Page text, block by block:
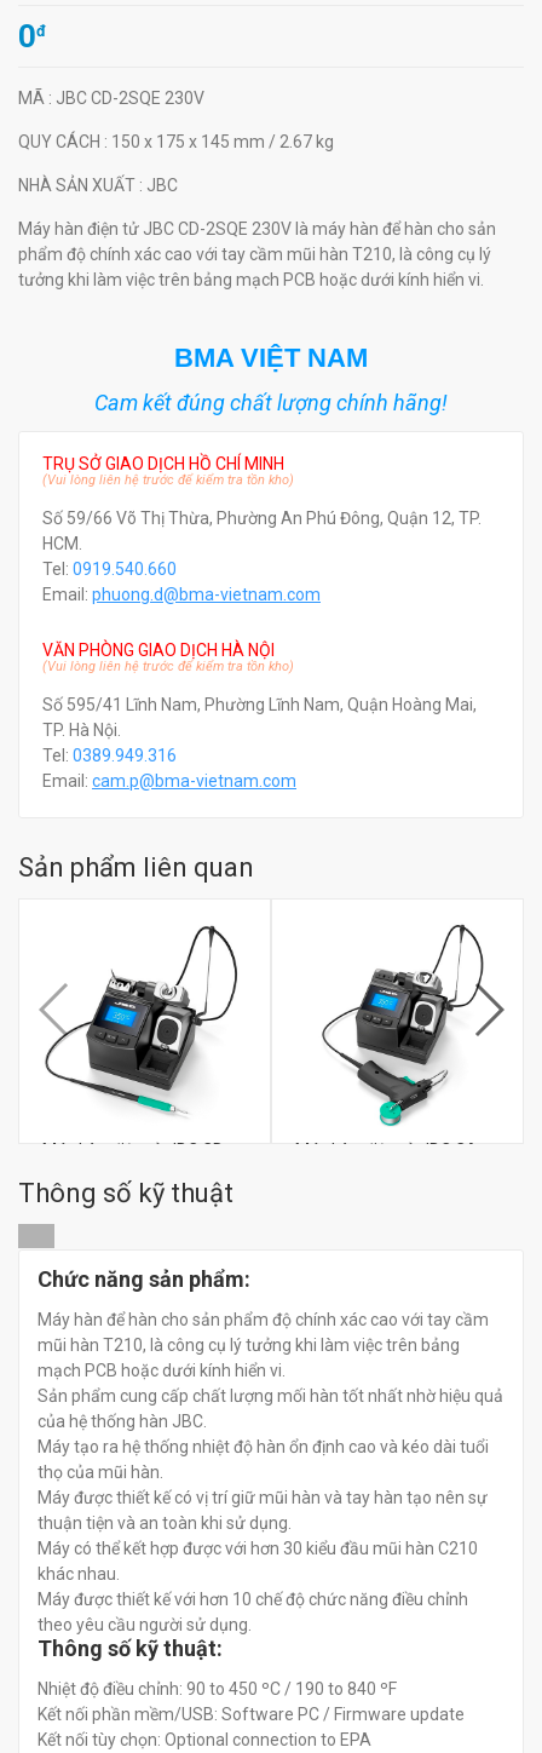
0đ
MÃ : JBC CD-2SQE 230V
QUY CÁCH : 150 x 175 x 145 mm / 2.67 kg
NHÀ SẢN XUẤT : JBC
Máy hàn điện tử JBC CD-2SQE 230V là máy hàn để hàn cho sản
phẩm độ chính xác cao với tay cầm mũi hàn T210, là công cụ lý
tưởng khi làm việc trên bảng mạch PCB hoặc dưới kính hiển vi.
BMA VIỆT NAM
Cam kết đúng chất lượng chính hãng!
TRỤ SỞ GIAO DỊCH HỒ CHÍ MINH
(Vui lòng liên hệ trước để kiểm tra tồn kho)
Số 59/66 Võ Thị Thừa, Phường An Phú Đông, Quận 12, TP.
HCM.
Tel: 0919.540.660
Email: phuong.d@bma-vietnam.com
VĂN PHÒNG GIAO DỊCH HÀ NỘI
(Vui lòng liên hệ trước để kiểm tra tồn kho)
Số 595/41 Lĩnh Nam, Phường Lĩnh Nam, Quận Hoàng Mai,
TP. Hà Nội.
Tel: 0389.949.316
Email: cam.p@bma-vietnam.com
Sản phẩm liên quan
Máy hàn điện tử JBC CD-
0đ
Máy hàn điện tử JBC CA-
Thông số kỹ thuật
Chức năng sản phẩm:
Máy hàn để hàn cho sản phẩm độ chính xác cao với tay cầm
mũi hàn T210, là công cụ lý tưởng khi làm việc trên bảng
mạch PCB hoặc dưới kính hiển vi.
Sản phẩm cung cấp chất lượng mối hàn tốt nhất nhờ hiệu quả
của hệ thống hàn JBC.
Máy tạo ra hệ thống nhiệt độ hàn ổn định cao và kéo dài tuổi
thọ của mũi hàn.
Máy được thiết kế có vị trí giữ mũi hàn và tay hàn tạo nên sự
thuận tiện và an toàn khi sử dụng.
Máy có thể kết hợp được với hơn 30 kiểu đầu mũi hàn C210
khác nhau.
Máy được thiết kế với hơn 10 chế độ chức năng điều chỉnh
theo yêu cầu người sử dụng.
Thông số kỹ thuật:
Nhiệt độ điều chỉnh: 90 to 450 ºC / 190 to 840 ºF
Kết nối phần mềm/USB: Software PC / Firmware update
Kết nối tùy chọn: Optional connection to EPA